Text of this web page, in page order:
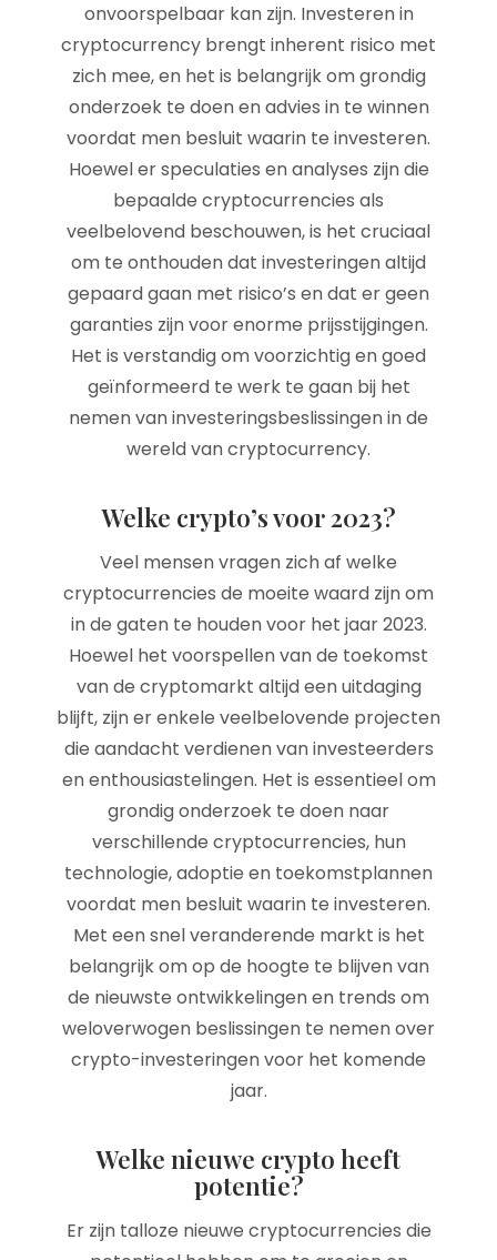
onvoorspelbaar kan zijn. Investeren in
cryptocurrency brengt inherent risico met
zich mee, en het is belangrijk om grondig
onderzoek te doen en advies in te winnen
voordat men besluit waarin te investeren.
Hoewel er speculaties en analyses zijn die
bepaalde cryptocurrencies als
veelbelovend beschouwen, is het cruciaal
om te onthouden dat investeringen altijd
gepaard gaan met risico’s en dat er geen
garanties zijn voor enorme prijsstijgingen.
Het is verstandig om voorzichtig en goed
geïnformeerd te werk te gaan bij het
nemen van investeringsbeslissingen in de
wereld van cryptocurrency.
Welke crypto’s voor 2023?
Veel mensen vragen zich af welke
cryptocurrencies de moeite waard zijn om
in de gaten te houden voor het jaar 2023.
Hoewel het voorspellen van de toekomst
van de cryptomarkt altijd een uitdaging
blijft, zijn er enkele veelbelovende projecten
die aandacht verdienen van investeerders
en enthousiastelingen. Het is essentieel om
grondig onderzoek te doen naar
verschillende cryptocurrencies, hun
technologie, adoptie en toekomstplannen
voordat men besluit waarin te investeren.
Met een snel veranderende markt is het
belangrijk om op de hoogte te blijven van
de nieuwste ontwikkelingen en trends om
weloverwogen beslissingen te nemen over
crypto-investeringen voor het komende
jaar.
Welke nieuwe crypto heeft
potentie?
Er zijn talloze nieuwe cryptocurrencies die